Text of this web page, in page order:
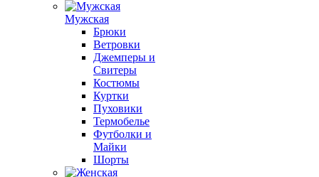
Мужская
Брюки
Ветровки
Джемперы и
Свитеры
Костюмы
Куртки
Пуховики
Термобелье
Футболки и
Майки
Шорты